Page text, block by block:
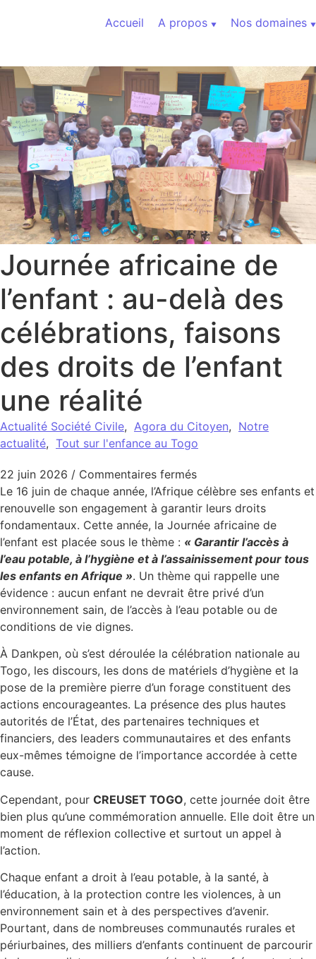
Accueil
A propos Nos domaines
Journée africaine de
l’enfant : au-delà des
célébrations, faisons
des droits de l’enfant
une réalité
Actualité Société Civile, Agora du Citoyen, Notre
actualité, Tout sur l'enfance au Togo
22 juin 2026 / Commentaires ferméssur Journée africaine
Le 16 juin de chaque année, l’Afrique célèbre ses enfants et
renouvelle son engagement à garantir leurs droits
fondamentaux. Cette année, la Journée africaine de
l’enfant est placée sous le thème : « Garantir l’accès à
l’eau potable, à l’hygiène et à l’assainissement pour tous
les enfants en Afrique ». Un thème qui rappelle une
évidence : aucun enfant ne devrait être privé d’un
environnement sain, de l’accès à l’eau potable ou de
conditions de vie dignes.
À Dankpen, où s’est déroulée la célébration nationale au
Togo, les discours, les dons de matériels d’hygiène et la
pose de la première pierre d’un forage constituent des
actions encourageantes. La présence des plus hautes
autorités de l’État, des partenaires techniques et
financiers, des leaders communautaires et des enfants
eux-mêmes témoigne de l’importance accordée à cette
cause.
Cependant, pour CREUSET TOGO, cette journée doit être
bien plus qu’une commémoration annuelle. Elle doit être un
moment de réflexion collective et surtout un appel à
l’action.
Chaque enfant a droit à l’eau potable, à la santé, à
l’éducation, à la protection contre les violences, à un
environnement sain et à des perspectives d’avenir.
Pourtant, dans de nombreuses communautés rurales et
périurbaines, des milliers d’enfants continuent de parcourir